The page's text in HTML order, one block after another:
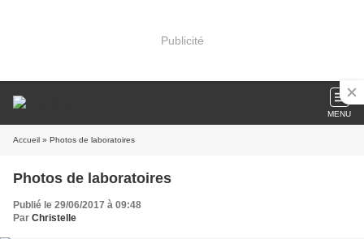
Publicité
MENU
Accueil » Photos de laboratoires
Photos de laboratoires
Publié le 29/06/2017 à 09:48
Par Christelle